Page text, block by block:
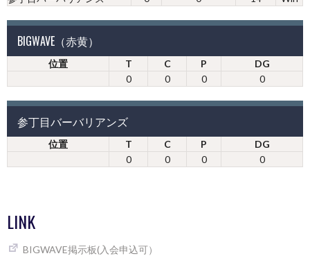
BIGWAVE（赤黄）
位置 T C P
DG
0
0 0 0
参丁目バーバリアンズ
位置 T C P
DG
0
0 0 0
LINK
BIGWAVE掲示板(入会申込可）